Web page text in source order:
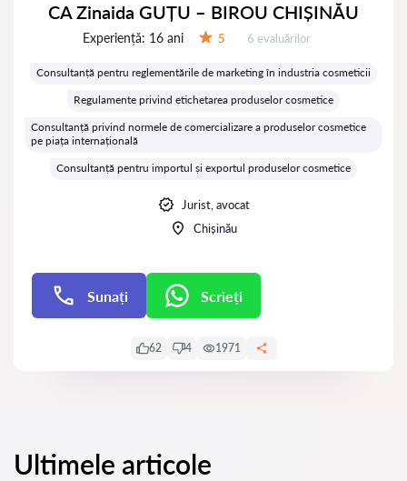
CA Zinaida GUȚU – BIROU CHIȘINĂU
Experiență: 16 ani 5 Evaluărilor:
6 evaluărilor
Consultanță pentru reglementările de marketing în industria cosmeticii
Regulamente privind etichetarea produselor cosmetice
Consultanță privind normele de comercializare a produselor cosmetice
pe piața internațională
Consultanță pentru importul și exportul produselor cosmetice
Jurist, avocat
Chișinău
Sunați Scrieți
62 4 1971
Ultimele articole